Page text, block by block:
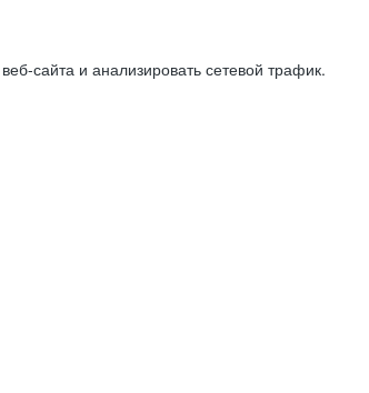
сайта и анализировать сетевой трафик.